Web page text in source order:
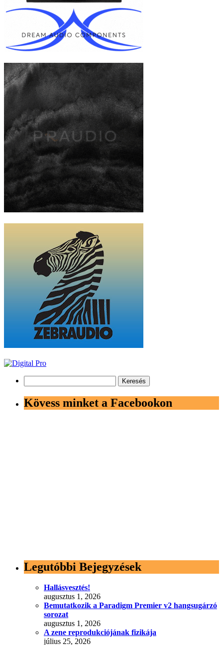
Kövess minket a Facebookon
Legutóbbi Bejegyzések
Hallásvesztés!
augusztus 1, 2026
Bemutatkozik a Paradigm Premier v2 hangsugárzó
sorozat
augusztus 1, 2026
A zene reprodukciójának fizikája
július 25, 2026